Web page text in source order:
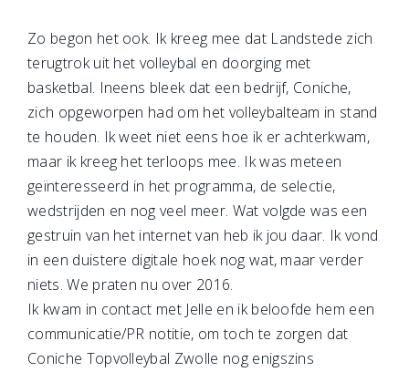
Zo begon het ook. Ik kreeg mee dat Landstede zich
terugtrok uit het volleybal en doorging met
basketbal. Ineens bleek dat een bedrijf, Coniche,
zich opgeworpen had om het volleybalteam in stand
te houden. Ik weet niet eens hoe ik er achterkwam,
maar ik kreeg het terloops mee. Ik was meteen
geïnteresseerd in het programma, de selectie,
wedstrijden en nog veel meer. Wat volgde was een
gestruin van het internet van heb ik jou daar. Ik vond
in een duistere digitale hoek nog wat, maar verder
niets. We praten nu over 2016.
Ik kwam in contact met Jelle en ik beloofde hem een
communicatie/PR notitie, om toch te zorgen dat
Coniche Topvolleybal Zwolle nog enigszins